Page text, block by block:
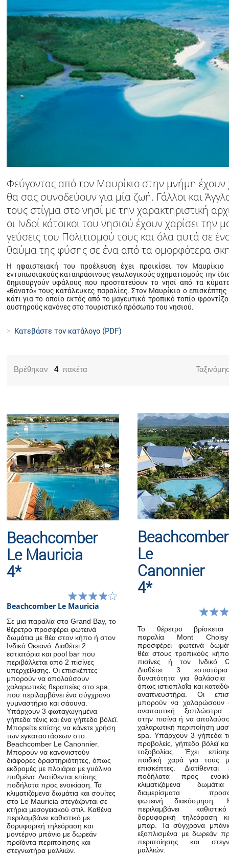
Φεύγοντας από τον Μαυρίκιο στην µνήµη έχουν
θα σας συνοδεύουν για µία ζωή. Γάλλοι και
τους στίγµα στο νησί µε την χαρακτηριστική
οι Ινδοί κάτοικοι του νησιού έχουν χαρίσει την
γεύσεις του Πολιτισµού τους και όλα αυτά σε
θαύµα της φύσης σε ένα από τα οµορφότερα
Η ηφαιστειακή του προέλευση έχει προικίσει τον
εντυπωσιακούς καταπράσινους γεωλογικούς σχηµατισµούς την
δηµιουργούν υφάλους που προστατεύουν το νησί από τα
«θάνατό» τους κατάλευκες παραλίες. Στον Μαυρίκιο ο
κάτι για το οποίο εκτός από το µαγευτικό τροπικό τοπίο
αυστηρούς κανόνες στο τουριστικό πρόσωπο του νησιού.
Κατεβάστε τον κατάλογο (PDF)
Βρέθηκαν4πακέτα
Beachcomber
Le Mauricia
4*
Beachcomber Le Mauricia
Σε μια παραλία στο Grand Bay, το
θέρετρο προσφέρει φωτεινά
δωμάτια με θέα στον κήπο ή στον
Ινδικό Ωκεανό. Διαθέτει 2
εστιατόρια και pool bar που
περιβάλλεται από 2 πισίνες
υπερχείλισης. Οι επισκέπτες
μπορούν να απολαύσουν
χαλαρωτικές θεραπείες στο spa,
που περιλαμβάνει ένα σύγχρονο
γυμναστήριο και σάουνα.
Υπάρχουν 3 φωταγωγημένα
γήπεδα τένις και ένα γήπεδο βόλεϊ.
Μπορείτε επίσης να κάνετε χρήση
των εγκαταστάσεων στο
Beachcomber Le Canonnier.
Μπορούν να κανονιστούν
διάφορες δραστηριότητες, όπως
εκδρομές με πλοιάρια με γυάλινο
πυθμένα. Διατίθενται επίσης
ποδήλατα προς ενοικίαση. Τα
κλιματιζόμενα δωμάτια και σουίτες
στο Le Mauricia στεγάζονται σε
κτήρια μεσογειακού στιλ. Καθένα
περιλαμβάνει καθιστικό με
δορυφορική τηλεόραση και
μοντέρνο μπάνιο με δωρεάν
προϊόντα περιποίησης και
στεγνωτήρα μαλλιών.
Beachcomber
Le
Canonnier
4*
Το θέρετρο
παραλία Mont
προσφέρει φωτεινά
θέα στους τροπικούς
πισίνες ή τον Ινδικό
Διαθέτει 3
δυνατότητα για
όπως ιστιοπλοΐα και
αναπνευστήρα. Οι
μπορούν να χαλαρώσουν
αναπαυτική ξαπλώστρα
στην πισίνα ή να
χαλαρωτική περιποίηση
spa. Υπάρχουν 3 γήπεδα
προβολείς, γήπεδο βόλεϊ
τοξοβολίας. Έχει
παιδική χαρά για τους
επισκέπτες. Διατίθενται
ποδήλατα προς
κλιματιζόμενα
διαμερίσματα
φωτεινή διακόσμηση.
περιλαμβάνει
δορυφορική τηλεόραση
μπαρ. Τα σύγχρονα
εξοπλισμένα με δωρεάν
περιποίησης και
μαλλιών.